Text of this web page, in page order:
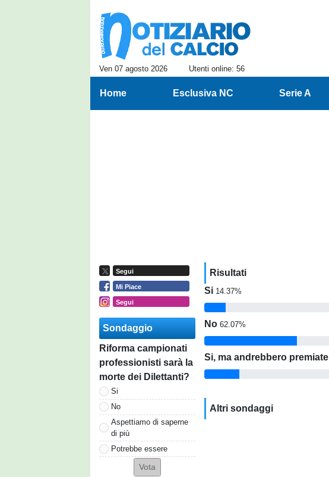
Ven 07 agosto 2026 Utenti online: 56
Home Esclusiva NC Serie A
Segui
Mi Piace
Segui
Sondaggio
Riforma campionati
professionisti sarà la
morte dei Dilettanti?
Si
No
Aspettiamo di saperne
di più
Potrebbe essere
Risultati
Si 14.37%
No 62.07%
Si, ma andrebbero
Altri sondaggi